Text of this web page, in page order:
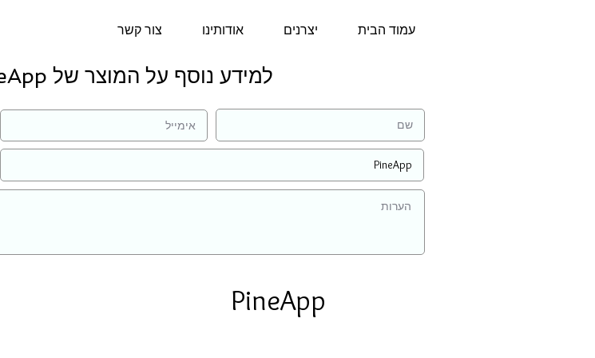
עמוד הבית יצרנים אודותינו צור קשר
למידע נוסף על המוצר של PineApp והצעת מחיר:
PineApp